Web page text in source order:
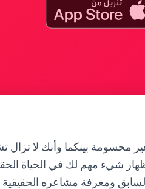
محسومة بينكما وأنك لا
شيء مهم لك في الحياة
ومعرفة مشاعره